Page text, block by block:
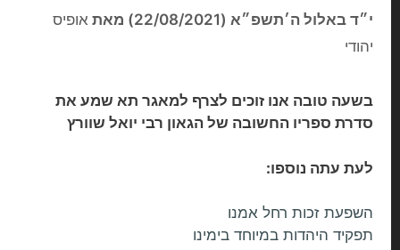
י״ד באלול ה׳תשפ״א (22/08/2021) מאתאופיס
יהודי
בשעה טובה אנו זוכים לצרף למאגר תא שמע את
סדרת ספריו החשובה של הגאון רבי יואל שוורץ
לעת עתה נוספו:
השפעת זכות רחל אמנו
תפקיד היהדות במיוחד בימינו